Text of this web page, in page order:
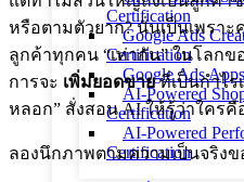
Certification
Google Ads
Certification
Google Ads
AI-Powered
Certification
AI-Powered
Certification
หรือตามตัวยาก? นั่นเป็นเพรา
ลูกค้าทุกคน “เท่ากัน” ในโลกข
การจะ เพิ่มยอดขายที่เป็นกำไร
หลอก” สั่งสอน AI ให้รู้ว่าใคร
ลองนึกภาพตามความเป็นจริง